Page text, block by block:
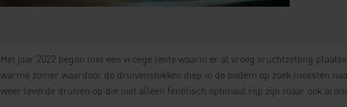
Het jaar 2022 begon met een vroege lente waarin er al vroeg vruchtzetting
warme zomer waardoor de druivenstokken diep in de bodem op zoek moesten
weer leverde druiven op die niet alleen fenolisch optimaal rijp zijn maar ook